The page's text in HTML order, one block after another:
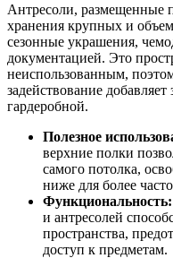
Антресоли, размещенные
хранения крупных и
сезонные украшения,
документацией. Это
неиспользованным,
задействование
гардеробной.
Полезное
верхние полки
самого потолка,
ниже для более
Функциональность:
и антресолей
пространства,
доступ к предметам.